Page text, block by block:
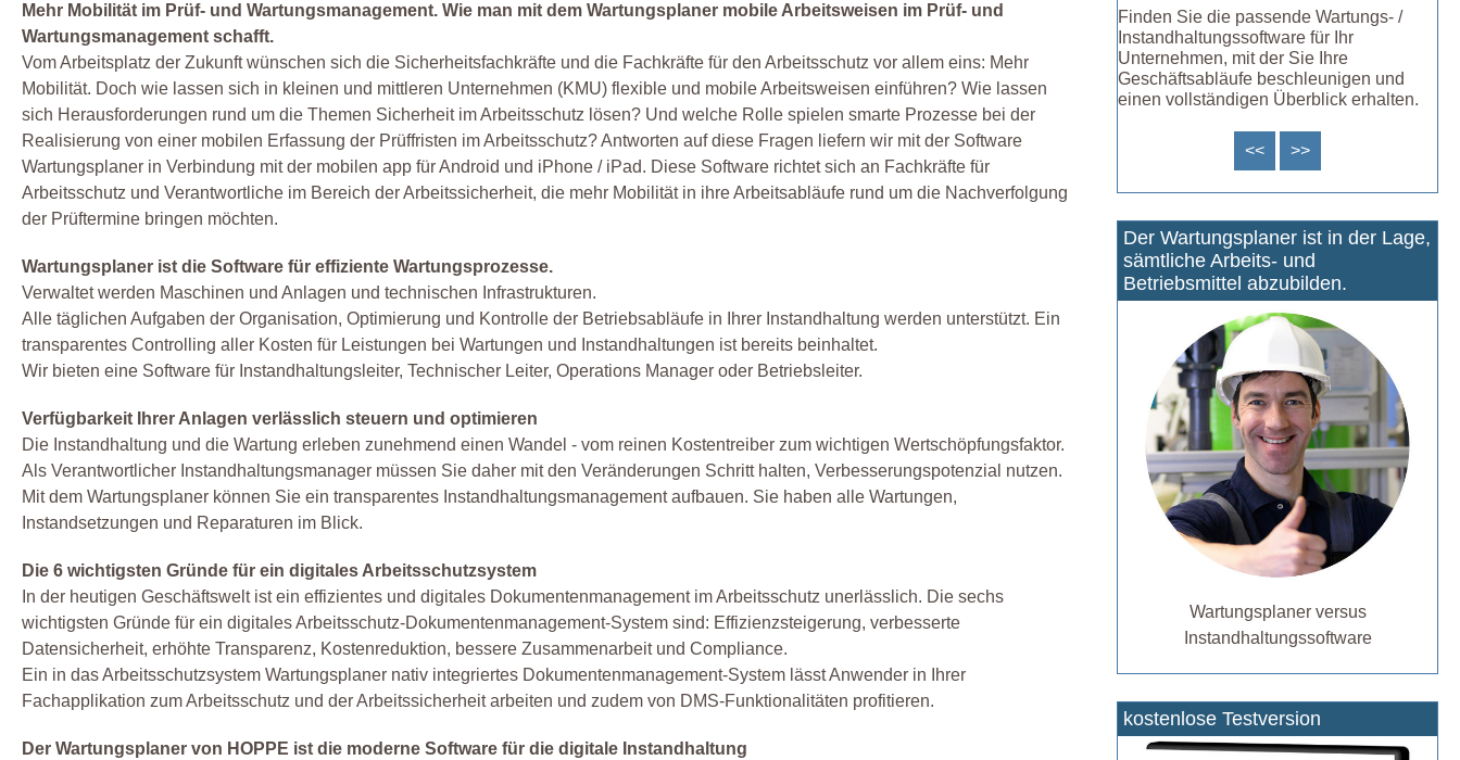
Mehr Mobilität im Prüf- und Wartungsmanagement. Wie man mit dem Wartungsplaner mobile Arbeitsweisen im Prüf- und
Wartungsmanagement schafft.
Vom Arbeitsplatz der Zukunft wünschen sich die Sicherheitsfachkräfte und die Fachkräfte für den Arbeitsschutz vor allem eins: Mehr
Mobilität. Doch wie lassen sich in kleinen und mittleren Unternehmen (KMU) flexible und mobile Arbeitsweisen einführen? Wie lassen
sich Herausforderungen rund um die Themen Sicherheit im Arbeitsschutz lösen? Und welche Rolle spielen smarte Prozesse bei der
Realisierung von einer mobilen Erfassung der Prüffristen im Arbeitsschutz? Antworten auf diese Fragen liefern wir mit der Software
Wartungsplaner in Verbindung mit der mobilen app für Android und iPhone / iPad. Diese Software richtet sich an Fachkräfte für
Arbeitsschutz und Verantwortliche im Bereich der Arbeitssicherheit, die mehr Mobilität in ihre Arbeitsabläufe rund um die Nachverfolgung
der Prüftermine bringen möchten.
Wartungsplaner ist die Software für effiziente Wartungsprozesse.
Verwaltet werden Maschinen und Anlagen und technischen Infrastrukturen.
Alle täglichen Aufgaben der Organisation, Optimierung und Kontrolle der Betriebsabläufe in Ihrer Instandhaltung werden unterstützt. Ein
transparentes Controlling aller Kosten für Leistungen bei Wartungen und Instandhaltungen ist bereits beinhaltet.
Wir bieten eine Software für Instandhaltungsleiter, Technischer Leiter, Operations Manager oder Betriebsleiter.
Verfügbarkeit Ihrer Anlagen verlässlich steuern und optimieren
Die Instandhaltung und die Wartung erleben zunehmend einen Wandel - vom reinen Kostentreiber zum wichtigen Wertschöpfungsfaktor.
Als Verantwortlicher Instandhaltungsmanager müssen Sie daher mit den Veränderungen Schritt halten, Verbesserungspotenzial nutzen.
Mit dem Wartungsplaner können Sie ein transparentes Instandhaltungsmanagement aufbauen. Sie haben alle Wartungen,
Instandsetzungen und Reparaturen im Blick.
Die 6 wichtigsten Gründe für ein digitales Arbeitsschutzsystem
In der heutigen Geschäftswelt ist ein effizientes und digitales Dokumentenmanagement im Arbeitsschutz unerlässlich. Die sechs
wichtigsten Gründe für ein digitales Arbeitsschutz-Dokumentenmanagement-System sind: Effizienzsteigerung, verbesserte
Datensicherheit, erhöhte Transparenz, Kostenreduktion, bessere Zusammenarbeit und Compliance.
Ein in das Arbeitsschutzsystem Wartungsplaner nativ integriertes Dokumentenmanagement-System lässt Anwender in Ihrer
Fachapplikation zum Arbeitsschutz und der Arbeitssicherheit arbeiten und zudem von DMS-Funktionalitäten profitieren.
Der Wartungsplaner von HOPPE ist die moderne Software für die digitale Instandhaltung
Finden Sie die passende Wartungs- /
Instandhaltungssoftware für Ihr
Unternehmen, mit der Sie Ihre
Geschäftsabläufe beschleunigen und
einen vollständigen Überblick erhalten.
<< >>
Der Wartungsplaner ist in der Lage,
sämtliche Arbeits- und
Betriebsmittel abzubilden.
Wartungsplaner versus
Instandhaltungssoftware
kostenlose Testversion